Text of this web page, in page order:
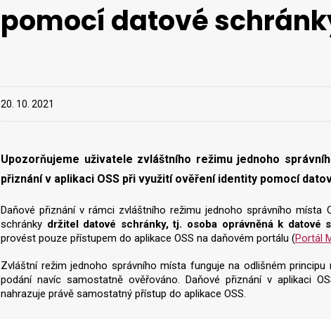
pomocí datové
20. 10. 2021
Upozorňujeme uživatele zvláštního režimu jednoho
přiznání v aplikaci OSS při využití ověření identity pomocí
Daňové přiznání v rámci zvláštního režimu jednoho správního
schránky držitel datové schránky, tj. osoba oprávněná k datové
provést pouze přístupem do aplikace OSS na daňovém portálu (Portál
Zvláštní režim jednoho správního místa funguje na odlišném
podání navíc samostatně ověřováno. Daňové přiznání v aplikaci
nahrazuje právě samostatný přístup do aplikace OSS.